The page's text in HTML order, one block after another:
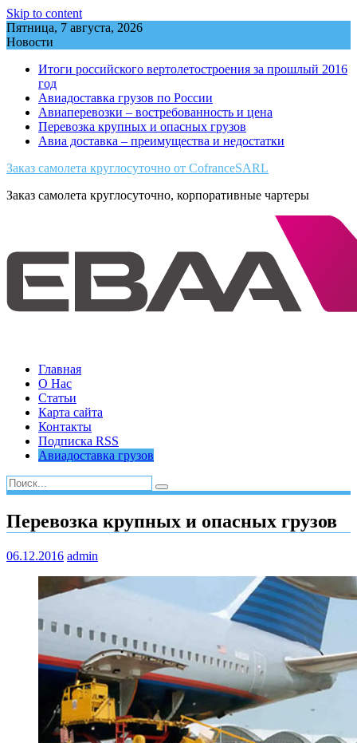
Skip to content
Пятница, 7 августа, 2026
Новости
Итоги российского вертолетостроения за прошлый 2016
год
Авиадоставка грузов по России
Авиаперевозки – востребованность и цена
Перевозка крупных и опасных грузов
Авиа доставка – преимущества и недостатки
Заказ самолета круглосуточно от CofranceSARL
Заказ самолета круглосуточно, корпоративные чартеры
Главная
О Нас
Статьи
Карта сайта
Контакты
Подписка RSS
Авиадоставка грузов
Перевозка крупных и опасных грузов
06.12.2016 admin